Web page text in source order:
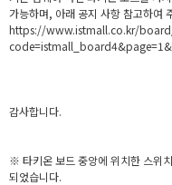
가능하며, 아래 공지 사항 참고하여
https://www.istmall.co.kr/
감사합니다.
※ 타키온 보드 중앙에 위치한 스위
되었습니다.